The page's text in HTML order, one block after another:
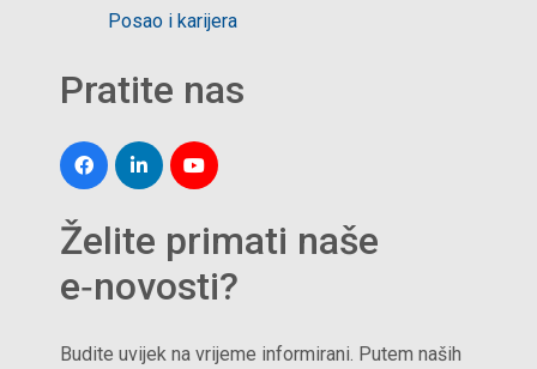
Posao i karijera
Pratite nas
Želite primati naše
e‑novosti?
Budite uvijek na vrijeme informirani. Putem naših